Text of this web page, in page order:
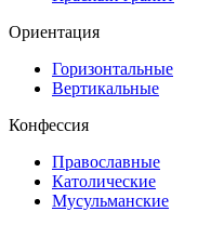
Ориентация
Горизонтальные
Вертикальные
Конфессия
Православные
Католические
Мусульманские